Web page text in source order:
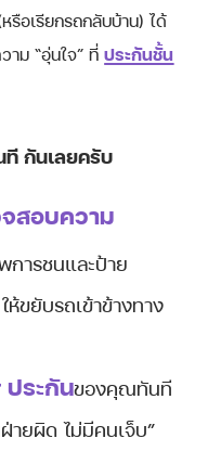
อเรียกรถกลับบ้าน) ได้
าม “อุ่นใจ” ที่ประกันชั้น
ที กันเลยครับ
สอบความ
การชนและป้าย
ขยับรถเข้าข้างทาง
ระกันของคุณทันที
ายผิด ไม่มีคนเจ็บ”